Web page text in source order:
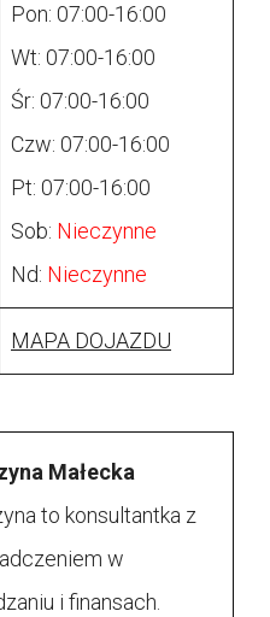
Pon: 07:00-16:00
Wt: 07:00-16:00
Śr: 07:00-16:00
Czw: 07:00-16:00
Pt: 07:00-16:00
Sob: Nieczynne
Nd: Nieczynne
MAPA DOJAZDU
Małecka
to konsultantka z
w
i finansach.